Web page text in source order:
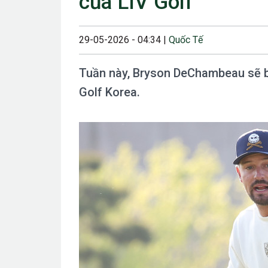
28/06/2024 12:00
26/10/2023 12:00
29-05-2026 - 04:34 | Quốc Tế
Tuần này, Bryson DeChambeau
Golf Korea.